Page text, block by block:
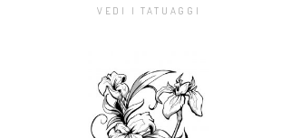
VEDI I TATUAGGI